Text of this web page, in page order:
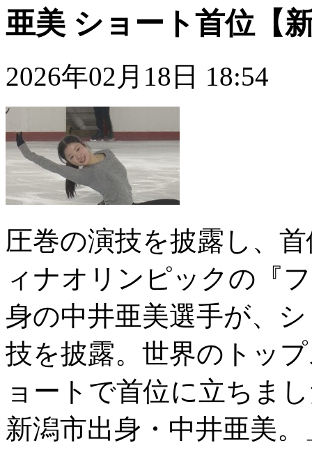
亜美 ショート首位【
2026年02月18日 18:54
圧巻の演技を披露し、
ィナオリンピックの『
身の中井亜美選手が、
技を披露。世界のトッ
ョートで首位に立ちま
新潟市出身・中井亜美